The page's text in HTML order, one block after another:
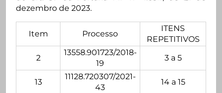
dezembro de 2023.
Item Processo
ITENS
REPETITIVOS
2
13558.901723/2018-
19
3 a 5
13
11128.720307/2021-
43
14 a 15